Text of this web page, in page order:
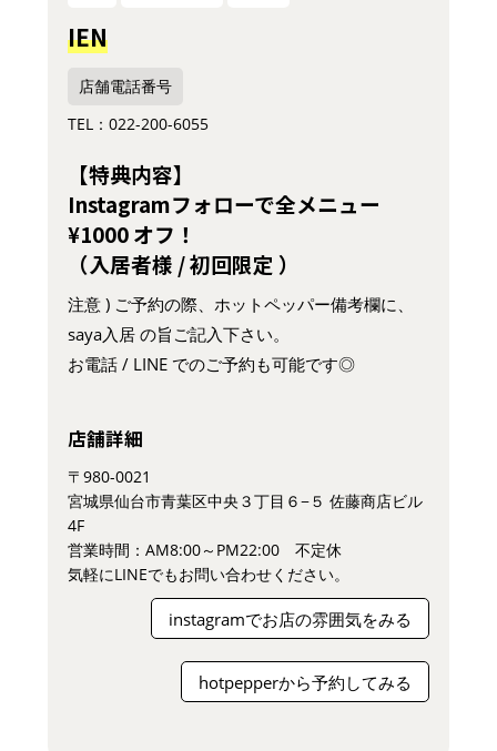
IEN
店舗電話番号
TEL：022-200-6055
【特典内容】
Instagramフォローで全メニュー
¥1000 オフ！
（入居者様 / 初回限定 ）
注意 ) ご予約の際、ホットペッパー備考欄に、
saya入居 の旨ご記入下さい。
お電話 / LINE でのご予約も可能です◎
店舗詳細
〒980-0021
宮城県仙台市青葉区中央３丁目６−５ 佐藤商店ビル
4F
営業時間：AM8:00～PM22:00 不定休
気軽にLINEでもお問い合わせください。
instagramでお店の雰囲気をみる
hotpepperから予約してみる